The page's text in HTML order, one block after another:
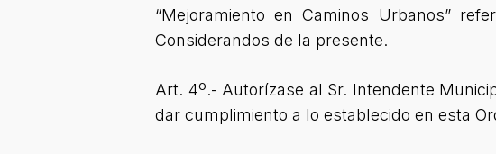
“Mejoramiento en Caminos Urbanos”
Considerandos de la presente.
Art. 4º.- Autorízase al Sr. Intendente
dar cumplimiento a lo establecido en esta